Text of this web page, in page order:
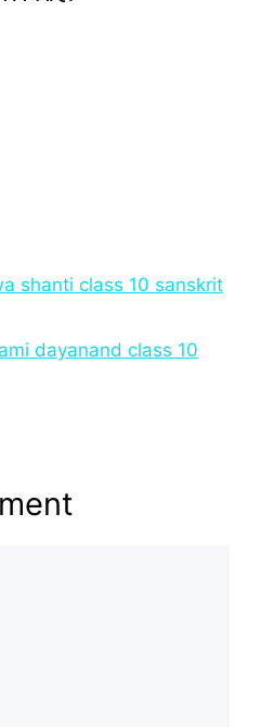
shanti class 10 sanskrit
dayanand class 10